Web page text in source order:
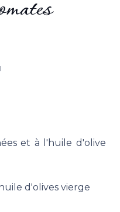
et à l'huile d'olive
d'olives vierge